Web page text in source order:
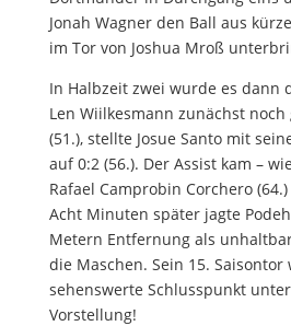
Jonah Wagner den Ball aus
im Tor von Joshua Mroß
In Halbzeit zwei wurde es dann
Len Wiilkesmann zunächst
(51.), stellte Josue Santo mit
auf 0:2 (56.). Der Assist kam –
Rafael Camprobin Corchero
Acht Minuten später jagte
Metern Entfernung als
die Maschen. Sein 15. Saisontor
sehenswerte Schlusspunkt
Vorstellung!